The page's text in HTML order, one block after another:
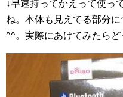
↓早速持ってかえって使っ
ね。本体も見えてる部分
^^。実際にあけてみたらど